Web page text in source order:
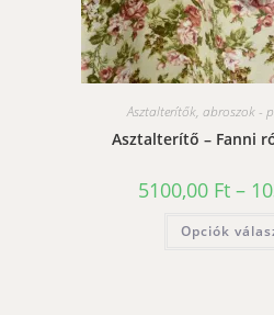
Asztalterítők, abroszok -
Asztalterítő – Fanni
5100,00 Ft –
Opciók